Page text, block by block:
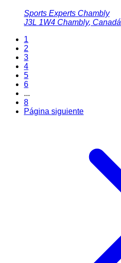
Sports Experts Chambly
J3L 1W4 Chambly, Canadá
1
2
3
4
5
6
...
8
Página siguiente